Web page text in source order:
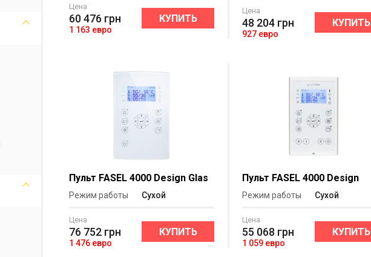
Цена
60 476 грн
1 163 евро
КУПИТЬ
Цена
48 204 грн
927 евро
КУПИТЬ
Пульт FASEL 4000 Design Glas
Режим работы Сухой
Цена
76 752 грн
1 476 евро
КУПИТЬ
Пульт FASEL 4000 Design
Режим работы Сухой
Цена
55 068 грн
1 059 евро
КУПИТЬ